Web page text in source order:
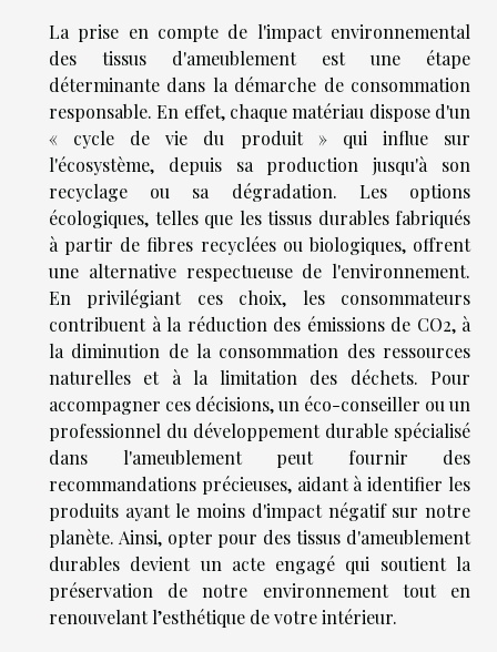
La prise en compte de l'impact environnemental
des tissus d'ameublement est une étape
déterminante dans la démarche de consommation
responsable. En effet, chaque matériau dispose d'un
« cycle de vie du produit » qui influe sur
l'écosystème, depuis sa production jusqu'à son
recyclage ou sa dégradation. Les options
écologiques, telles que les tissus durables fabriqués
à partir de fibres recyclées ou biologiques, offrent
une alternative respectueuse de l'environnement.
En privilégiant ces choix, les consommateurs
contribuent à la réduction des émissions de CO2, à
la diminution de la consommation des ressources
naturelles et à la limitation des déchets. Pour
accompagner ces décisions, un éco-conseiller ou un
professionnel du développement durable spécialisé
dans l'ameublement peut fournir des
recommandations précieuses, aidant à identifier les
produits ayant le moins d'impact négatif sur notre
planète. Ainsi, opter pour des tissus d'ameublement
durables devient un acte engagé qui soutient la
préservation de notre environnement tout en
renouvelant l’esthétique de votre intérieur.